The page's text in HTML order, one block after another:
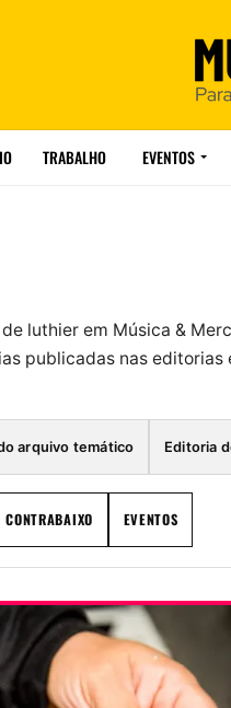
TRABALHO EVENTOS
luthier em Música &
publicadas nas
arquivo temático Editoria
CONTRABAIXO EVENTOS